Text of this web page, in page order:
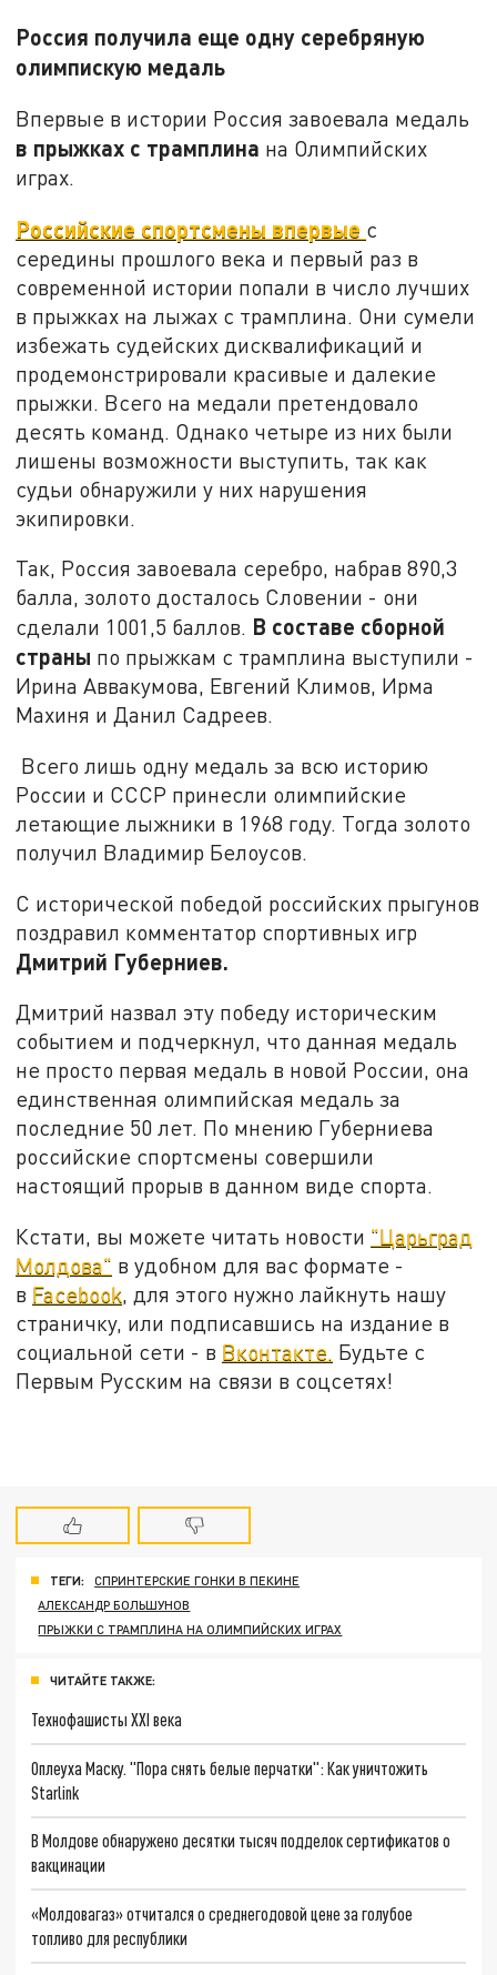
Россия получила еще одну серебряную
олимпискую медаль
Впервые в истории Россия завоевала медаль
в прыжках с трамплина на Олимпийских
играх.
Российские спортсмены впервые с
середины прошлого века и первый раз в
современной истории попали в число лучших
в прыжках на лыжах с трамплина. Они сумели
избежать судейских дисквалификаций и
продемонстрировали красивые и далекие
прыжки. Всего на медали претендовало
десять команд. Однако четыре из них были
лишены возможности выступить, так как
судьи обнаружили у них нарушения
экипировки.
Так, Россия завоевала серебро, набрав 890,3
балла, золото досталось Словении - они
сделали 1001,5 баллов. В составе сборной
страны по прыжкам с трамплина выступили -
Ирина Аввакумова, Евгений Климов, Ирма
Махиня и Данил Садреев.
Всего лишь одну медаль за всю историю
России и СССР принесли олимпийские
летающие лыжники в 1968 году. Тогда золото
получил Владимир Белоусов.
С исторической победой российских прыгунов
поздравил комментатор спортивных игр
Дмитрий Губерниев.
Дмитрий назвал эту победу историческим
событием и подчеркнул, что данная медаль
не просто первая медаль в новой России, она
единственная олимпийская медаль за
последние 50 лет. По мнению Губерниева
российские спортсмены совершили
настоящий прорыв в данном виде спорта.
Кстати, вы можете читать новости "Царьград
Молдова" в удобном для вас формате -
в Facebook, для этого нужно лайкнуть нашу
страничку, или подписавшись на издание в
социальной сети - в Вконтакте. Будьте с
Первым Русским на связи в соцсетях!
ТЕГИ:
СПРИНТЕРСКИЕ ГОНКИ В ПЕКИНЕ
АЛЕКСАНДР БОЛЬШУНОВ
ПРЫЖКИ С ТРАМПЛИНА НА ОЛИМПИЙСКИХ ИГРАХ
ЧИТАЙТЕ ТАКЖЕ:
Технофашисты XXI века
Оплеуха Маску. "Пора снять белые перчатки": Как уничтожить
Starlink
В Молдове обнаружено десятки тысяч подделок сертификатов о
вакцинации
«Молдовагаз» отчитался о среднегодовой цене за голубое
топливо для республики